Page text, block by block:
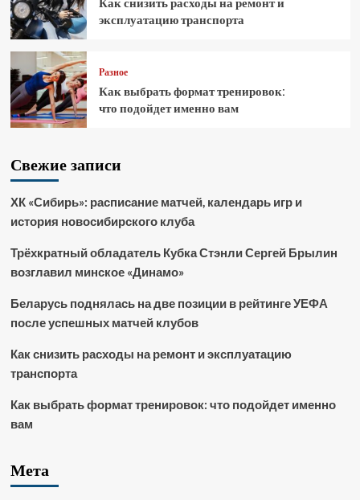
эксплуатацию транспорта
Разное
Как выбрать формат тренировок:
что подойдет именно вам
Свежие записи
ХК «Сибирь»: расписание матчей, календарь игр и
история новосибирского клуба
Трёхкратный обладатель Кубка Стэнли Сергей Брылин
возглавил минское «Динамо»
Беларусь поднялась на две позиции в рейтинге УЕФА
после успешных матчей клубов
Как снизить расходы на ремонт и эксплуатацию
транспорта
Как выбрать формат тренировок: что подойдет именно
вам
Мета